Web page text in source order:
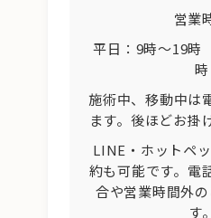
営業
平日：9時〜19
時
施術中、移動中は
ます。後ほどお掛
LINE・ホットペ
約も可能です。電
合や営業時間外
す。